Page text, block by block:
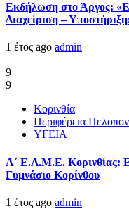
Εκδήλωση στο Άργος:
Διαχείριση –
1 έτος ago admin
9
9
Κορινθία
Περιφέρεια
ΥΓΕΙΑ
Α΄ Ε.Λ.Μ.Ε. Κορινθίας:
Γυμνάσιο Κορίνθου
1 έτος ago admin